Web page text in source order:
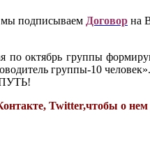
мы подписываем Договорна
октябрь группы
группы-10
ПУТЬ!
Twitter,чтобы о